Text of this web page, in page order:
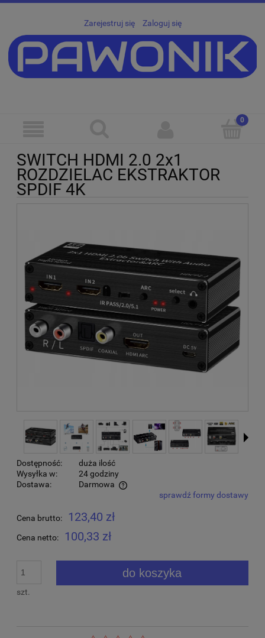
Zarejestruj się Zaloguj się
SWITCH HDMI 2.0 2x1
ROZDZIELAC EKSTRAKTOR
SPDIF 4K
Dostępność:
duża ilość
Wysyłka w:
24 godziny
Dostawa:
Darmowa
Cena nie zawiera ewentualnych kosztów płatnościsprawdź formy dostawy
Cena brutto: 123,40 zł
Cena netto: 100,33 zł
szt.
do koszyka